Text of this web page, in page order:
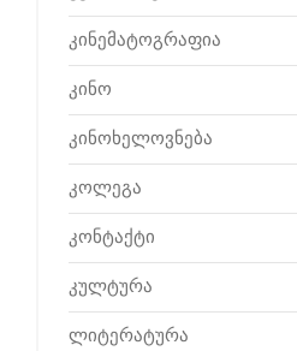
კინემატოგრაფია
კინო
კინოხელოვნება
კოლეგა
კონტაქტი
კულტურა
ლიტერატურა